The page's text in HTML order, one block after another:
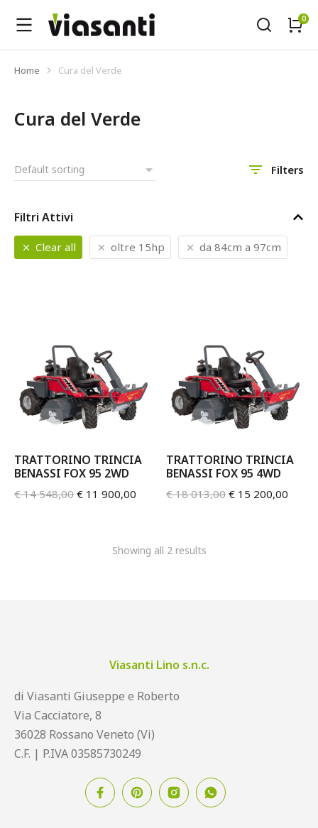
Tu sei qui:
Home Cura del Verde
Cura del Verde
Filters
Filtri Attivi
Clear all oltre 15hp da 84cm a 97cm
TRATTORINO TRINCIA
BENASSI FOX 95 2WD
€14 548,00 € 11 900,00
TRATTORINO TRINCIA
BENASSI FOX 95 4WD
€18 013,00 € 15 200,00
Showing all 2 results
Viasanti Lino s.n.c.
di Viasanti Giuseppe e Roberto
Via Cacciatore, 8
36028 Rossano Veneto (Vi)
C.F. | P.IVA 03585730249